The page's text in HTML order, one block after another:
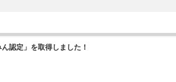
ん認定」を取得しました！